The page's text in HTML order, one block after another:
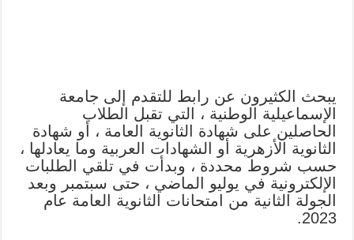
يبحث الكثيرون عن رابط للتقدم إلى جامعة
الإسماعيلية الوطنية ، التي تقبل الطلاب
الحاصلين على شهادة الثانوية العامة ، أو شهادة
الثانوية الأزهرية أو الشهادات العربية وما يعادلها ،
حسب شروط محددة ، وبدأت في تلقي الطلبات
الإلكترونية في يوليو الماضي ، حتى سبتمبر وبعد
الجولة الثانية من امتحانات الثانوية العامة عام
2023.